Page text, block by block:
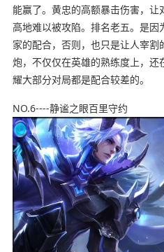
能赢了。黄忠的高额暴击伤害，让
高地难以被攻陷。排名老五。是
家的配合，否则，也只是让人宰
炮，不仅仅在英雄的熟练度上，
耀大部分对局都是配合较差的。
NO.6----静谧之眼百里守约